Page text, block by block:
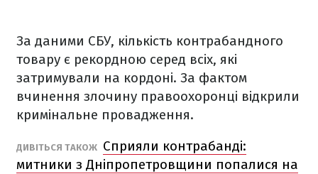
За даними СБУ, кількість контрабандного
товару є рекордною серед всіх, які
затримували на кордоні. За фактом
вчинення злочину правоохоронці відкрили
кримінальне провадження.
ДИВІТЬСЯ ТАКОЖ Сприяли контрабанді:
митники з Дніпропетровщини попалися на